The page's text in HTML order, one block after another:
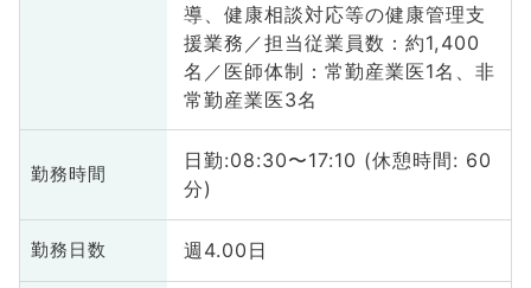
導、健康相談対応等の健康管理支
援業務／担当従業員数：約1,400
名／医師体制：常勤産業医1名、非
常勤産業医3名
勤務時間
日勤:08:30〜17:10 (休憩時間: 60
分)
勤務日数 週4.00日